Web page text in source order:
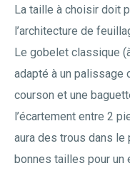
La taille à choisir doit
l’architecture de
Le gobelet classique
adapté à un palissage
courson et une
l’écartement entre 2
aura des trous dans
bonnes tailles pour un